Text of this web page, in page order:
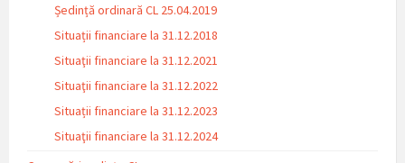
Ședință ordinară CL 25.04.2019
Situații financiare la 31.12.2018
Situaţii financiare la 31.12.2021
Situaţii financiare la 31.12.2022
Situații financiare la 31.12.2023
Situaţii financiare la 31.12.2024